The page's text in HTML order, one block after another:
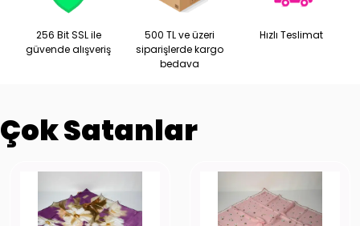
256 Bit SSL ile
güvende alışveriş
500 TL ve üzeri
siparişlerde kargo
bedava
Hızlı Teslimat
Çok Satanlar